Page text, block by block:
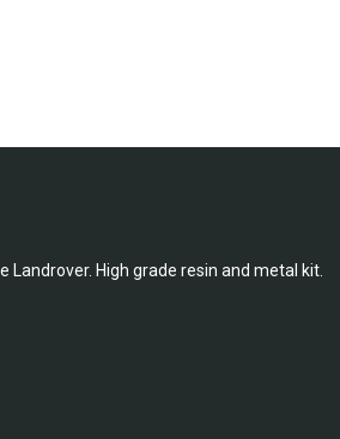
Landrover. High grade resin and metal kit.